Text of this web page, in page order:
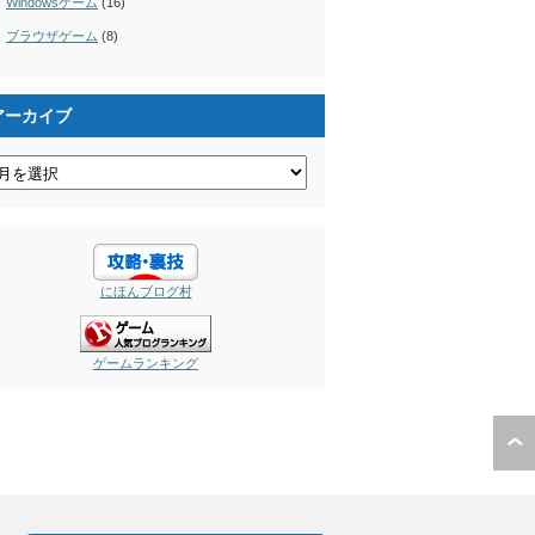
ブラウザゲーム (8)
ーカイブ
にほんブログ村
ゲームランキング